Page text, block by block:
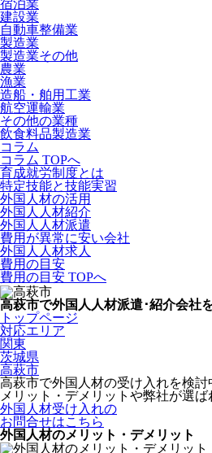
宿泊業
建設業
自動車整備業
製造業
製造業その他
農業
漁業
造船・舶用工業
航空運輸業
その他の業種
飲食料品製造業
コラム
コラム TOPへ
育成就労制度とは
特定技能と技能実習
外国人材の活用
外国人人材紹介
外国人人材派遣
費用が異常に安い会社
外国人人材求人
費用の目安
費用の目安 TOPへ
高萩市で外国人人材派遣･紹介会社
トップページ
対応エリア
関東
茨城県
高萩市
高萩市で外国人材の受け入れを検
メリット・デメリットや弊社が選ば
外国人材受け入れの
お問合せはこちら
外国人材のメリット・デメリット